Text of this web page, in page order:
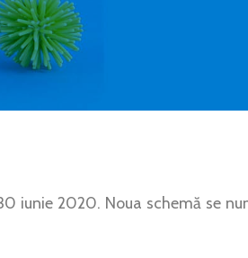
iunie 2020. Noua schemă se